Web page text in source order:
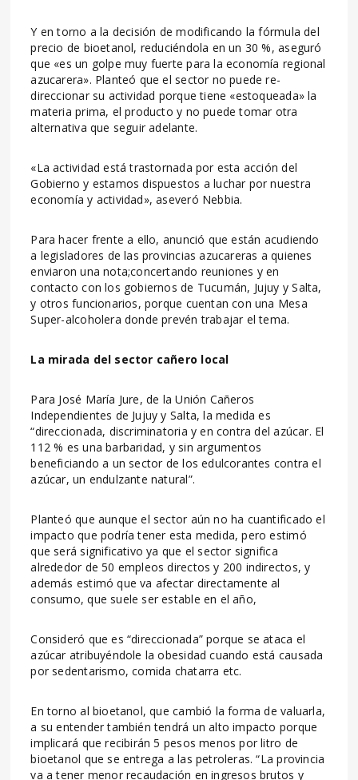
Y en torno a la decisión de modificando la fórmula del
precio de bioetanol, reduciéndola en un 30 %, aseguró
que «es un golpe muy fuerte para la economía regional
azucarera». Planteó que el sector no puede re-
direccionar su actividad porque tiene «estoqueada» la
materia prima, el producto y no puede tomar otra
alternativa que seguir adelante.
«La actividad está trastornada por esta acción del
Gobierno y estamos dispuestos a luchar por nuestra
economía y actividad», aseveró Nebbia.
Para hacer frente a ello, anunció que están acudiendo
a legisladores de las provincias azucareras a quienes
enviaron una nota;concertando reuniones y en
contacto con los gobiernos de Tucumán, Jujuy y Salta,
y otros funcionarios, porque cuentan con una Mesa
Super-alcoholera donde prevén trabajar el tema.
La mirada del sector cañero local
Para José María Jure, de la Unión Cañeros
Independientes de Jujuy y Salta, la medida es
“direccionada, discriminatoria y en contra del azúcar. El
112 % es una barbaridad, y sin argumentos
beneficiando a un sector de los edulcorantes contra el
azúcar, un endulzante natural”.
Planteó que aunque el sector aún no ha cuantificado el
impacto que podría tener esta medida, pero estimó
que será significativo ya que el sector significa
alrededor de 50 empleos directos y 200 indirectos, y
además estimó que va afectar directamente al
consumo, que suele ser estable en el año,
Consideró que es “direccionada” porque se ataca el
azúcar atribuyéndole la obesidad cuando está causada
por sedentarismo, comida chatarra etc.
En torno al bioetanol, que cambió la forma de valuarla,
a su entender también tendrá un alto impacto porque
implicará que recibirán 5 pesos menos por litro de
bioetanol que se entrega a las petroleras. “La provincia
va a tener menor recaudación en ingresos brutos y